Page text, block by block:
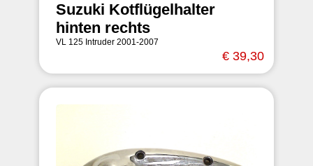
Suzuki Kotflügelhalter
hinten rechts
VL 125 Intruder 2001-2007
€ 39,30